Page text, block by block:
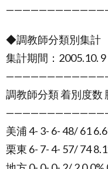
◆調教師分類別集計
集計期間：2005.10.
調教師分類 着別度数
美浦 4- 3- 6- 48/ 61
栗東 6- 7- 4- 57/ 74